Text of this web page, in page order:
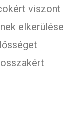
viszont
elkerülése